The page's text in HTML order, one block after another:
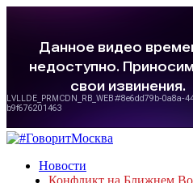
Новости
Конфликт на Ближнем